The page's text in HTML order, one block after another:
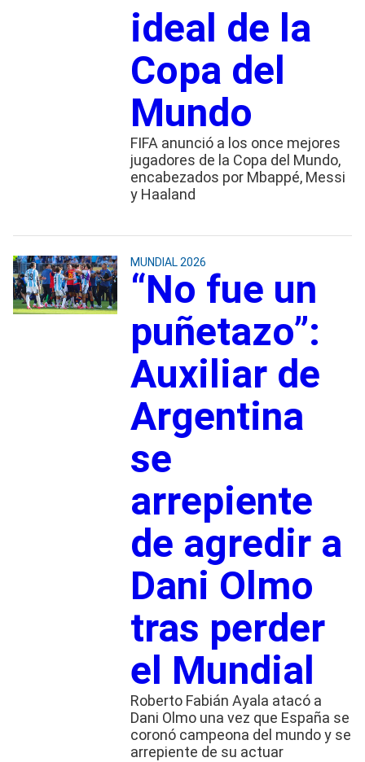
ideal de la
Copa del
Mundo
FIFA anunció a los once mejores
jugadores de la Copa del Mundo,
encabezados por Mbappé, Messi
y Haaland
MUNDIAL 2026
“No fue un
puñetazo”:
Auxiliar de
Argentina
se
arrepiente
de agredir a
Dani Olmo
tras perder
el Mundial
Roberto Fabián Ayala atacó a
Dani Olmo una vez que España se
coronó campeona del mundo y se
arrepiente de su actuar